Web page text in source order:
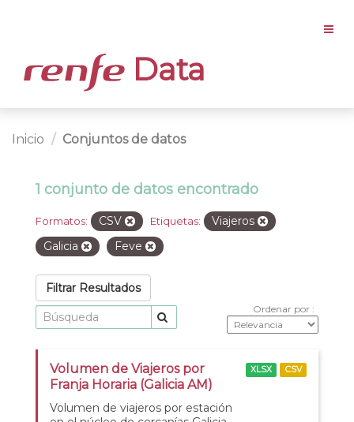
Data
Inicio Conjuntos de datos
1 conjunto de datos encontrado
Formatos: CSV Etiquetas:
Viajeros
Galicia
Feve
Filtrar Resultados
Ordenar por
Volumen de Viajeros por
Franja Horaria (Galicia AM)
Volumen de viajeros por estación
XLSX CSV